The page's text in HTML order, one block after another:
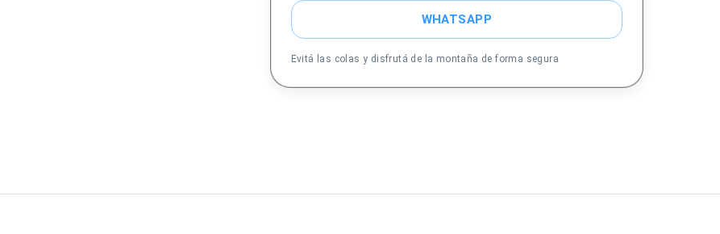
WHATSAPP
Evitá las colas y disfrutá de la montaña de forma segura